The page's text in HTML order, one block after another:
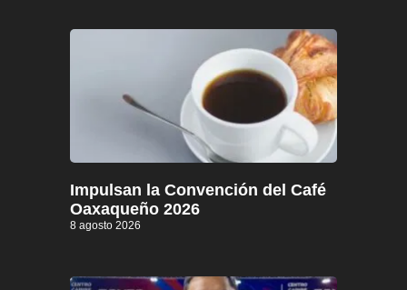
Impulsan la Convención del Café
Oaxaqueño 2026
8 agosto 2026